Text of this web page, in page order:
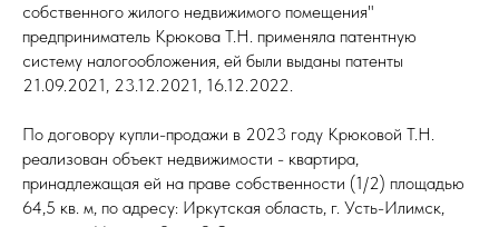
собственного жилого недвижимого помещения"
предприниматель Крюкова Т.Н. применяла патентную
систему налогообложения, ей были выданы патенты
21.09.2021, 23.12.2021, 16.12.2022.
По договору купли-продажи в 2023 году Крюковой Т.Н.
реализован объект недвижимости - квартира,
принадлежащая ей на праве собственности (1/2) площадью
64,5 кв. м, по адресу: Иркутская область, г. Усть-Илимск,